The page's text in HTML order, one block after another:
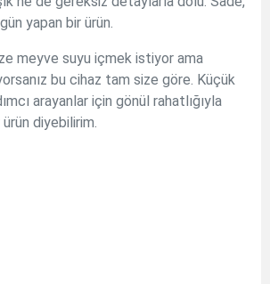
yapan bir ürün.
meyve suyu içmek istiyor ama
bu cihaz tam size göre. Küçük
arayanlar için gönül rahatlığıyla
diyebilirim.